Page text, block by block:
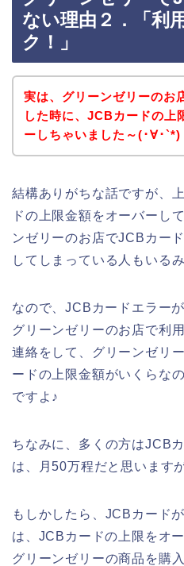
ない理由２．「利
ク！」
実は、グリーンゼリーのお
した時に、JCBカードの上
ーしちゃいました～(･∀･`*)
結構ありがちな話ですが、
ドの上限金額をオーバーし
ンゼリーのお店でJCBカー
してしまっている人もいる
なので、JCBカードエラー
グリーンゼリーのお店で利
連絡をして、グリーンゼリ
ードの上限金額がいくらな
ですよ♪
ちなみに、多くの方はJCB
は、月50万程だと思います
もしかしたら、JCBカード
は、JCBカードの上限をオ
グリーンゼリーの商品を購